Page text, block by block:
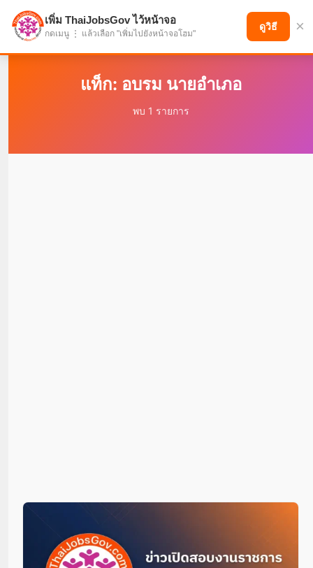
แบ่งปันโอกาส เพื่ออนาคตที่ก้าวหน้า
แท็ก: อบรม นายอำเภอ
พบ 1 รายการ
เพิ่ม ThaiJobsGov ไว้หน้าจอ
กดเมนู ⋮ แล้วเลือก "เพิ่มไปยังหน้าจอโฮม"
ดูวิธี ×